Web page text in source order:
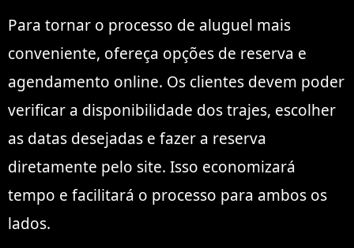
Para tornar o processo de aluguel mais
conveniente, ofereça opções de reserva e
agendamento online. Os clientes devem poder
verificar a disponibilidade dos trajes, escolher
as datas desejadas e fazer a reserva
diretamente pelo site. Isso economizará
tempo e facilitará o processo para ambos os
lados.